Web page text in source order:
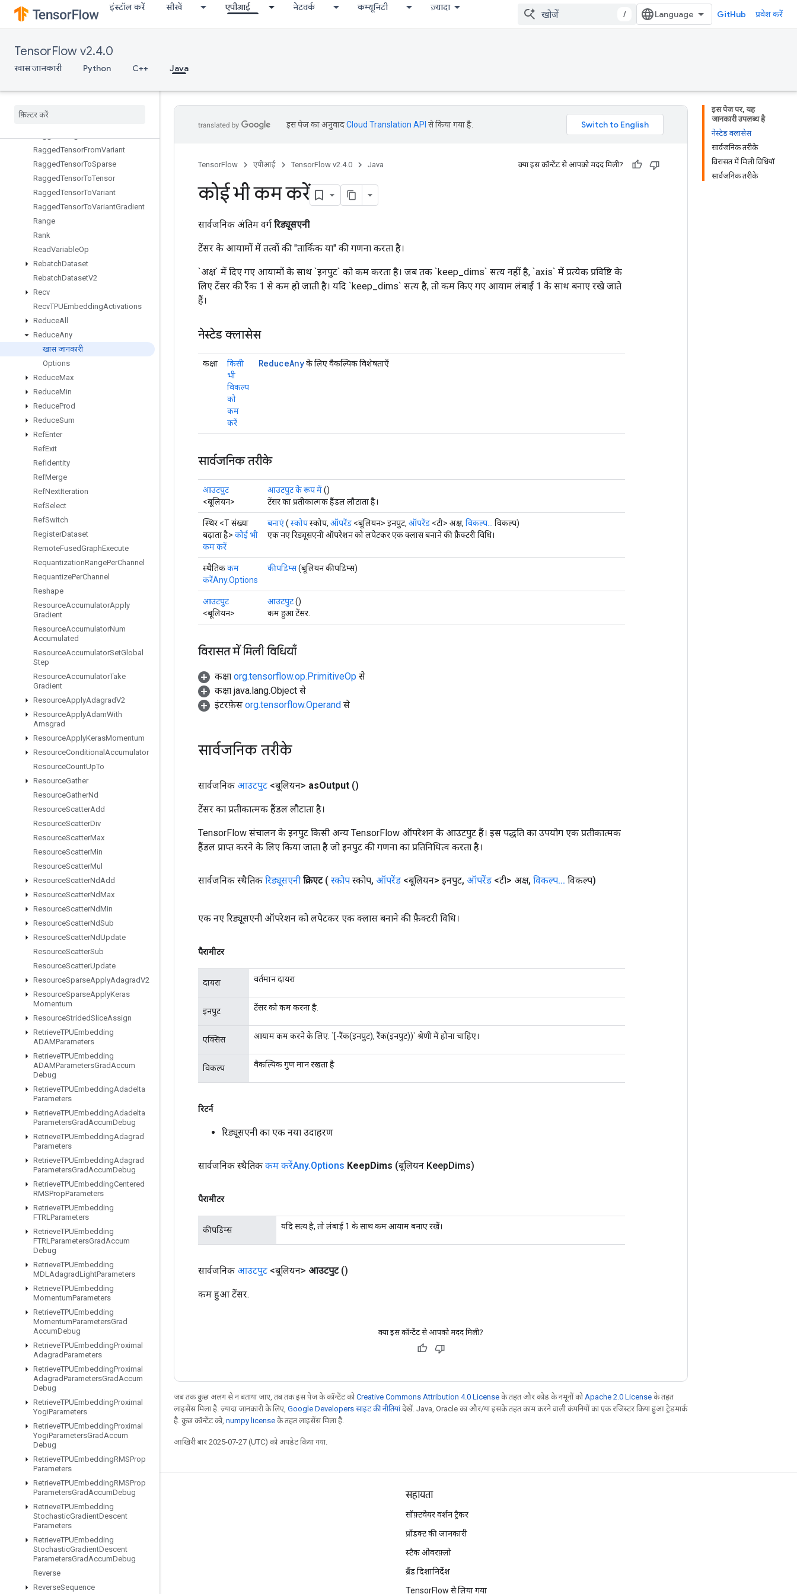
इंस्टॉल करें सीखें एपीआई नेटवर्क कम्यूनिटी ज़्यादा
/ GitHub प्रवेश करें
TensorFlow v2.4.0
खास जानकारी Python C++ Java
QuantizedMatMulWithBiasAndDequantize
QuantizedMatMulWithBiasAndRelu
QuantizedMatMulWithBiasAndRequantize
QuantizedReshape
RaggedCountSparseOutput
RaggedTensorFromVariant
RaggedTensorToSparse
RaggedTensorToTensor
RaggedTensorToVariant
RaggedTensorToVariantGradient
Range
Rank
ReadVariableOp
RebatchDataset
RebatchDatasetV2
Recv
RecvTPUEmbeddingActivations
ReduceAll
ReduceAny
खास जानकारी
Options
ReduceMax
ReduceMin
ReduceProd
ReduceSum
RefEnter
RefExit
RefIdentity
RefMerge
RefNextIteration
RefSelect
RefSwitch
RegisterDataset
RemoteFusedGraphExecute
RequantizationRangePerChannel
RequantizePerChannel
Reshape
ResourceAccumulatorApply
Gradient
ResourceAccumulatorNum
Accumulated
ResourceAccumulatorSetGlobal
Step
ResourceAccumulatorTake
Gradient
ResourceApplyAdagradV2
ResourceApplyAdamWith
Amsgrad
ResourceApplyKerasMomentum
ResourceConditional Accumulator
ResourceCountUpTo
ResourceGather
ResourceGatherNd
ResourceScatterAdd
ResourceScatterDiv
ResourceScatterMax
ResourceScatterMin
ResourceScatterMul
ResourceScatterNdAdd
ResourceScatterNdMax
ResourceScatterNdMin
ResourceScatterNdSub
ResourceScatterNdUpdate
ResourceScatterSub
ResourceScatterUpdate
ResourceSparseApplyAdagradV2
ResourceSparseApplyKeras
Momentum
ResourceStridedSliceAssign
RetrieveTPUEmbedding
ADAMParameters
RetrieveTPUEmbedding
ADAMParametersGradAccum
Debug
RetrieveTPUEmbeddingAdadelta
Parameters
RetrieveTPUEmbeddingAdadelta
ParametersGradAccumDebug
RetrieveTPUEmbeddingAdagrad
Parameters
RetrieveTPUEmbeddingAdagrad
ParametersGradAccumDebug
RetrieveTPUEmbeddingCentered
RMSPropParameters
RetrieveTPUEmbedding
FTRLParameters
RetrieveTPUEmbedding
FTRLParametersGradAccum
Debug
RetrieveTPUEmbedding
MDLAdagradLightParameters
RetrieveTPUEmbedding
MomentumParameters
RetrieveTPUEmbedding
MomentumParametersGrad
AccumDebug
RetrieveTPUEmbeddingProximal
AdagradParameters
RetrieveTPUEmbeddingProximal
AdagradParametersGradAccum
Debug
RetrieveTPUEmbeddingProximal
YogiParameters
RetrieveTPUEmbeddingProximal
YogiParametersGradAccum
Debug
RetrieveTPUEmbeddingRMSProp
Parameters
RetrieveTPUEmbeddingRMSProp
ParametersGradAccumDebug
RetrieveTPUEmbedding
StochasticGradientDescent
Parameters
RetrieveTPUEmbedding
StochasticGradientDescent
ParametersGradAccumDebug
Reverse
ReverseSequence
इस पेज पर, यह
जानकारी उपलब्ध है
नेस्टेड क्लासेस
सार्वजनिक तरीके
विरासत में मिली विधियाँ
सार्वजनिक तरीके
इस पेज का अनुवादCloud Translation API से किया गया है.
TensorFlow एपीआई TensorFlow v2.4.0 Java क्या इस कॉन्टेंट से आपको मदद मिली?
कोई भी कम करें
सार्वजनिक अंतिम वर्ग रिड्यूसएनी
टेंसर के आयामों में तत्वों की "तार्किक या" की गणना करता है।
`अक्ष` में दिए गए आयामों के साथ `इनपुट` को कम करता है। जब तक `keep_dims` सत्य नहीं है, `axis` में प्रत्येक प्रविष्टि के
लिए टेंसर की रैंक 1 से कम हो जाती है। यदि `keep_dims` सत्य है, तो कम किए गए आयाम लंबाई 1 के साथ बनाए रखे जाते
हैं।
नेस्टेड क्लासेस
कक्षा
किसी
भी
विकल्प
को
कम
करें
ReduceAnyके लिए वैकल्पिक विशेषताएँ
सार्वजनिक तरीके
आउटपुट
<बूलियन>
आउटपुट के रूप में()
टेंसर का प्रतीकात्मक हैंडल लौटाता है।
स्थिर <T संख्या
बढ़ाता है> कोई भी
कम करें
बनाएं( स्कोपस्कोप, ऑपरेंड <बूलियन> इनपुट, ऑपरेंड <टी> अक्ष, विकल्प...
विकल्प)
एक नए रिड्यूसएनी ऑपरेशन को लपेटकर एक क्लास बनाने की फ़ैक्टरी विधि।
स्थैतिककम
करेंAny.Options
कीपडिम्स(बूलियन कीपडिम्स)
आउटपुट
<बूलियन>
आउटपुट()
कम हुआ टेंसर.
विरासत में मिली विधियाँ
कक्षा org.tensorflow.op.PrimitiveOp से
कक्षा java.lang.Object से
इंटरफ़ेस org.tensorflow.Operand से
सार्वजनिक तरीके
सार्वजनिक आउटपुट <बूलियन> asOutput ()
टेंसर का प्रतीकात्मक हैंडल लौटाता है।
TensorFlow संचालन के इनपुट किसी अन्य TensorFlow ऑपरेशन के आउटपुट हैं। इस पद्धति का उपयोग एक प्रतीकात्मक
हैंडल प्राप्त करने के लिए किया जाता है जो इनपुट की गणना का प्रतिनिधित्व करता है।
सार्वजनिक स्थैतिक रिड्यूसएनी क्रिएट ( स्कोप स्कोप, ऑपरेंड <बूलियन> इनपुट, ऑपरेंड <टी> अक्ष, विकल्प... विकल्प)
एक नए रिड्यूसएनी ऑपरेशन को लपेटकर एक क्लास बनाने की फ़ैक्टरी विधि।
पैरामीटर
दायरा वर्तमान दायरा
इनपुट टेंसर को कम करना है.
एक्सिस आयाम कम करने के लिए. `[-रैंक(इनपुट), रैंक(इनपुट))` श्रेणी में होना चाहिए।
विकल्प वैकल्पिक गुण मान रखता है
रिटर्न
रिड्यूसएनी का एक नया उदाहरण
सार्वजनिक स्थैतिक कम करेंAny.Options KeepDims (बूलियन KeepDims)
पैरामीटर
कीपडिम्स यदि सत्य है, तो लंबाई 1 के साथ कम आयाम बनाए रखें।
सार्वजनिक आउटपुट <बूलियन> आउटपुट ()
कम हुआ टेंसर.
क्या इस कॉन्टेंट से आपको मदद मिली?
जब तक कुछ अलग से न बताया जाए, तब तक इस पेज के कॉन्टेंट कोCreative Commons Attribution 4.0 License के तहत और कोड के नमूनों को Apache 2.0 License के तहत
लाइसेंस मिला है. ज़्यादा जानकारी के लिए, Google Developers साइट की नीतियांदेखें. Java, Oracle का और/या इसके तहत काम करने वाली कंपनियों का एक रजिस्टर किया हुआ ट्रेडमार्क
है. कुछ कॉन्टेंट को, numpy license के तहत लाइसेंस मिला है.
आखिरी बार 2025-07-27 (UTC) को अपडेट किया गया.
जुड़े रहें
GitHub
Twitter
YouTube
सहायता
सॉफ़्टवेयर वर्शन ट्रैकर
प्रॉडक्ट की जानकारी
स्टैक ओवरफ़्लो
ब्रैंड दिशानिर्देश
TensorFlow से लिया गया